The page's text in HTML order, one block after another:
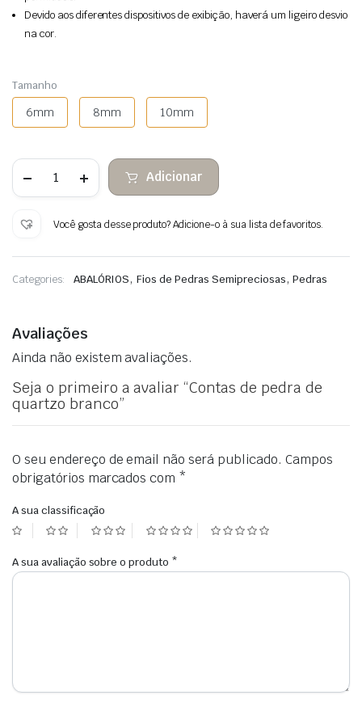
Devido aos diferentes dispositivos de exibição, haverá um ligeiro desvio
na cor.
Tamanho
6mm 8mm 10mm
Quantidade
pedra
branco
Adicionar
Você gosta desse produto? Adicione-o à sua lista de favoritos.
Categories: ABALÓRIOS,Fios de Pedras Semipreciosas,Pedras
Avaliações
Ainda não existem avaliações.
Seja o primeiro a avaliar “Contas de pedra de
quartzo branco”
O seu endereço de email não será publicado. Campos
obrigatórios marcados com *
A sua classificação
A sua avaliação sobre o produto *